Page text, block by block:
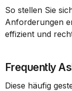
So stellen Sie
Anforderungen
effizient und
Frequently
Diese häufig